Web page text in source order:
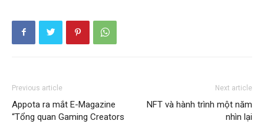
Previous article
Appota ra mắt E-Magazine
“Tổng quan Gaming Creators
Next article
NFT và hành trình một năm
nhìn lại